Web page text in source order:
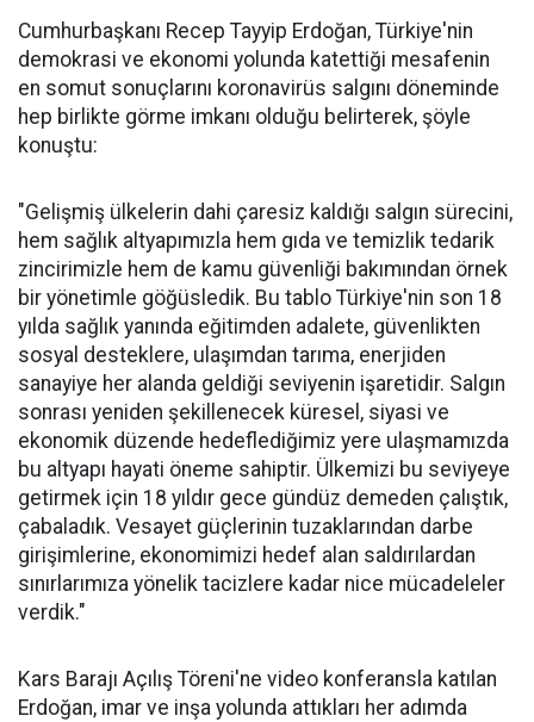
Cumhurbaşkanı Recep Tayyip Erdoğan, Türkiye'nin
demokrasi ve ekonomi yolunda katettiği mesafenin
en somut sonuçlarını koronavirüs salgını döneminde
hep birlikte görme imkanı olduğu belirterek, şöyle
konuştu:
"Gelişmiş ülkelerin dahi çaresiz kaldığı salgın sürecini,
hem sağlık altyapımızla hem gıda ve temizlik tedarik
zincirimizle hem de kamu güvenliği bakımından örnek
bir yönetimle göğüsledik. Bu tablo Türkiye'nin son 18
yılda sağlık yanında eğitimden adalete, güvenlikten
sosyal desteklere, ulaşımdan tarıma, enerjiden
sanayiye her alanda geldiği seviyenin işaretidir. Salgın
sonrası yeniden şekillenecek küresel, siyasi ve
ekonomik düzende hedeflediğimiz yere ulaşmamızda
bu altyapı hayati öneme sahiptir. Ülkemizi bu seviyeye
getirmek için 18 yıldır gece gündüz demeden çalıştık,
çabaladık. Vesayet güçlerinin tuzaklarından darbe
girişimlerine, ekonomimizi hedef alan saldırılardan
sınırlarımıza yönelik tacizlere kadar nice mücadeleler
verdik."
Kars Barajı Açılış Töreni'ne video konferansla katılan
Erdoğan, imar ve inşa yolunda attıkları her adımda